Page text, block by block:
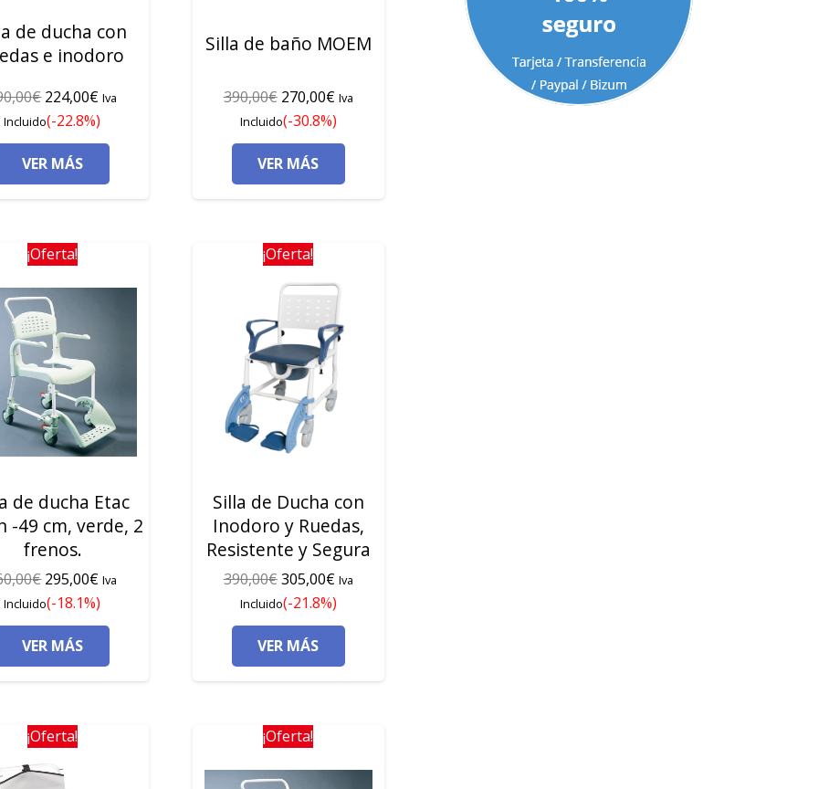
de ducha con
e inodoro
€ El
precio
original
era:
290,00€.
224,00€El
precio
actual
224,00€.
Iva
Incluido(-22.8%)
VER MÁS
Silla de baño MOEM
390,00€ El
precio
original
era:
390,00€.
270,00€El
precio
actual
270,00€.
Iva
Incluido(-30.8%)
VER MÁS
¡Oferta!
de ducha Etac
-49 cm, verde, 2
frenos.
€ El
precio
original
era:
360,00€.
295,00€El
precio
actual
295,00€.
Iva
Incluido(-18.1%)
VER MÁS
¡Oferta!
Silla de Ducha con
Inodoro y Ruedas,
Resistente y Segura
390,00€El
precio
original
era:
390,00€.
305,00€El
precio
actual
305,00€.
Iva
Incluido(-21.8%)
VER MÁS
¡Oferta! ¡Oferta!